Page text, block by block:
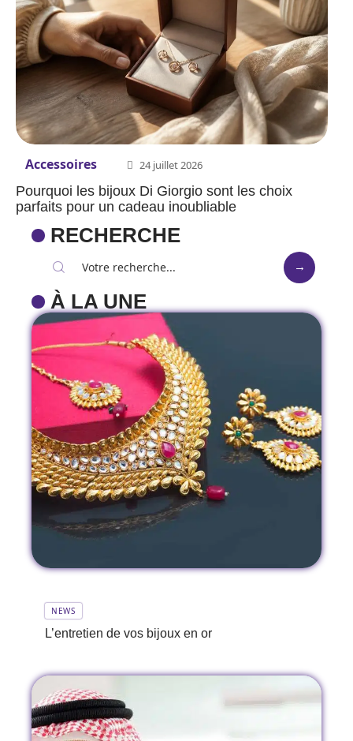
Accessoires 24 juillet 2026
Pourquoi les bijoux Di Giorgio sont les choix
parfaits pour un cadeau inoubliable
RECHERCHE
À LA UNE
NEWS
L’entretien de vos bijoux en or